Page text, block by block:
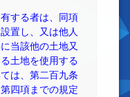
する者は、同項
置し、又は他人
当該他の土地又
土地を使用する
は、第二百九条
四項までの規定